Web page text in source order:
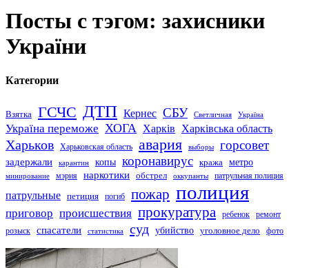
Посты с тэгом: захисники
України
Категории
Взятка ГСЧС ДТП Кернес СБУ Светличная Україна
Україна переможе ХОГА Харків Харківська область
Харьков Харьковская область авария выборы горсовет
задержали карантин копы коронавирус кража метро
минирование мэрия наркотики обстрел оккупанты патрульная полиция
патрульные петиция погиб пожар полиция
приговор происшествия прокуратура ребенок
ремонт
розыск
спасатели статистика суд убийство уголовное дело фото